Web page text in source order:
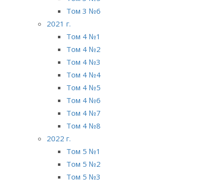
Том 3 №6
2021 г.
Том 4 №1
Том 4 №2
Том 4 №3
Том 4 №4
Том 4 №5
Том 4 №6
Том 4 №7
Том 4 №8
2022 г.
Том 5 №1
Том 5 №2
Том 5 №3